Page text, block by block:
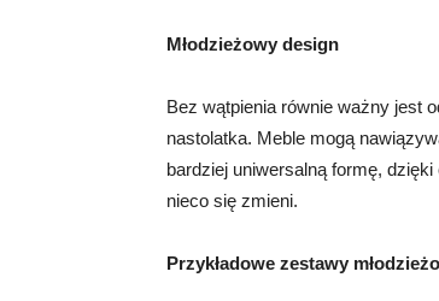
Młodzieżowy design
Bez wątpienia równie ważny jest
nastolatka. Meble mogą
bardziej uniwersalną formę,
nieco się zmieni.
Przykładowe zestawy